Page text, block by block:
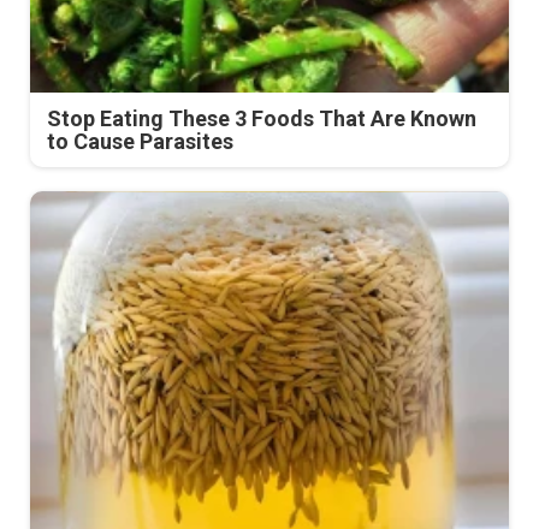
Stop Eating These 3 Foods That Are Known
to Cause Parasites